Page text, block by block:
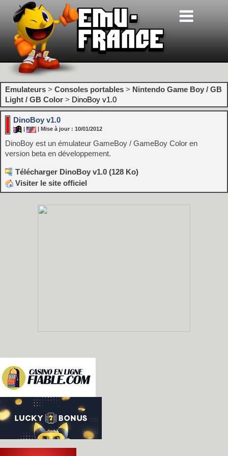
Emulateurs > Consoles portables > Nintendo Game Boy / GB
Light / GB Color > DinoBoy v1.0
DinoBoy v1.0
| Mise à jour : 10/01/2012
DinoBoy est un émulateur GameBoy / GameBoy Color en
version beta en développement.
Télécharger DinoBoy v1.0 (128 Ko)
Visiter le site officiel